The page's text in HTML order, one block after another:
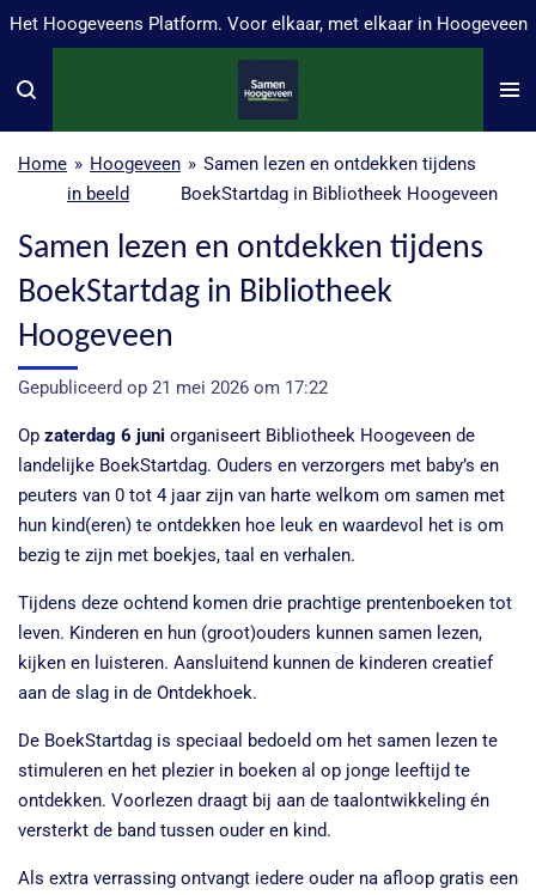
Ga
naar
Het Hoogeveens Platform. Voor elkaar, met elkaar in Hoogeveen
Home » Hoogeveen
in beeld
» Samen lezen en ontdekken tijdens
BoekStartdag in Bibliotheek Hoogeveen
Samen lezen en ontdekken tijdens
BoekStartdag in Bibliotheek
Hoogeveen
Gepubliceerd op 21 mei 2026 om 17:22
Op zaterdag 6 juni organiseert Bibliotheek Hoogeveen de
landelijke BoekStartdag. Ouders en verzorgers met baby’s en
peuters van 0 tot 4 jaar zijn van harte welkom om samen met
hun kind(eren) te ontdekken hoe leuk en waardevol het is om
bezig te zijn met boekjes, taal en verhalen.
Tijdens deze ochtend komen drie prachtige prentenboeken tot
leven. Kinderen en hun (groot)ouders kunnen samen lezen,
kijken en luisteren. Aansluitend kunnen de kinderen creatief
aan de slag in de Ontdekhoek.
De BoekStartdag is speciaal bedoeld om het samen lezen te
stimuleren en het plezier in boeken al op jonge leeftijd te
ontdekken. Voorlezen draagt bij aan de taalontwikkeling én
versterkt de band tussen ouder en kind.
Als extra verrassing ontvangt iedere ouder na afloop gratis een